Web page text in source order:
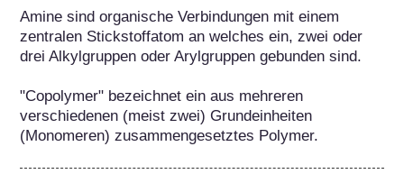
Amine sind organische Verbindungen mit einem
zentralen Stickstoffatom an welches ein, zwei oder
drei Alkylgruppen oder Arylgruppen gebunden sind.
"Copolymer" bezeichnet ein aus mehreren
verschiedenen (meist zwei) Grundeinheiten
(Monomeren) zusammengesetztes Polymer.